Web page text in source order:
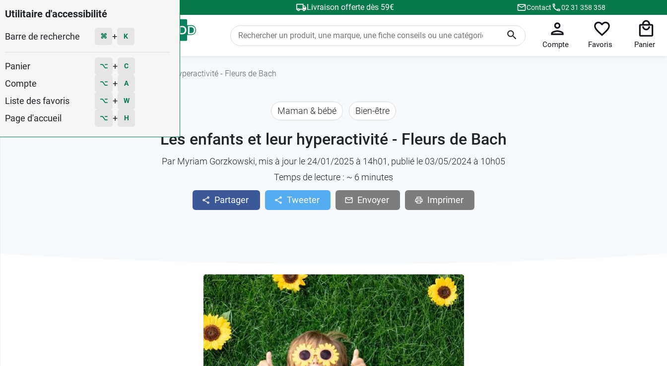
Utilitaire d'accessibilité
Barre de recherche ⌘ + K
Panier ⌥ + C
Compte ⌥ + A
Liste des favoris ⌥ + W
Page d'accueil ⌥ + H
Livraison offerte dès 59€ Contact 02 31 358 358
Menu
Compte Favoris Panier
Les enfants et leur hyperactivité - Fleurs de Bach
Maman & bébé Bien-être
Les enfants et leur hyperactivité - Fleurs de Bach
Par Myriam Gorzkowski, mis à jour le 24/01/2025 à 14h01, publié le 03/05/2024 à 10h05
Temps de lecture : ~ 6 minutes
Partager Tweeter Envoyer Imprimer